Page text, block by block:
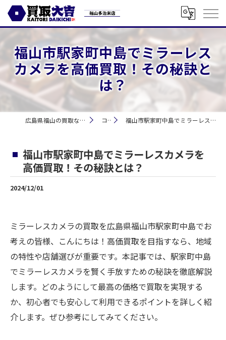
福山市駅家町中島でミラーレス
カメラを高価買取！その秘訣と
は？
広島県福山の買取なら買取大吉 福山多治米店 コラム 福山市駅家町中島でミラーレスカメラを高価買取！その秘訣とは？
福山市駅家町中島でミラーレスカメラを
高価買取！その秘訣とは？
2024/12/01
ミラーレスカメラの買取を広島県福山市駅家町中島でお
考えの皆様、こんにちは！高価買取を目指すなら、地域
の特性や店舗選びが重要です。本記事では、駅家町中島
でミラーレスカメラを賢く手放すための秘訣を徹底解説
します。どのようにして最高の価格で買取を実現する
か、初心者でも安心して利用できるポイントを詳しく紹
介します。ぜひ参考にしてみてください。